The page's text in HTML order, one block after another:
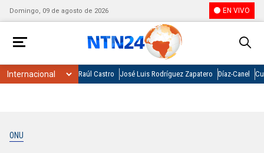
Domingo, 09 de agosto de 2026 EN VIVO
Raúl Castro José Luis Rodríguez Zapatero Díaz-Canel
ONU